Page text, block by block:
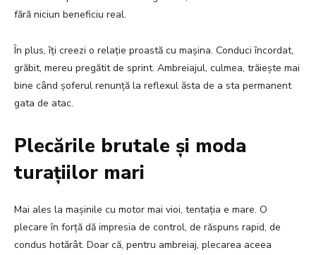
fără niciun beneficiu real.
În plus, îți creezi o relație proastă cu mașina. Conduci încordat,
grăbit, mereu pregătit de sprint. Ambreiajul, culmea, trăiește mai
bine când șoferul renunță la reflexul ăsta de a sta permanent
gata de atac.
Plecările brutale și moda
turațiilor mari
Mai ales la mașinile cu motor mai vioi, tentația e mare. O
plecare în forță dă impresia de control, de răspuns rapid, de
condus hotărât. Doar că, pentru ambreiaj, plecarea aceea